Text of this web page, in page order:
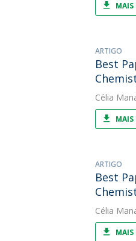
MAIS
ARTIGO
Best
Célia
MAIS
ARTIGO
Best
Célia
MAIS